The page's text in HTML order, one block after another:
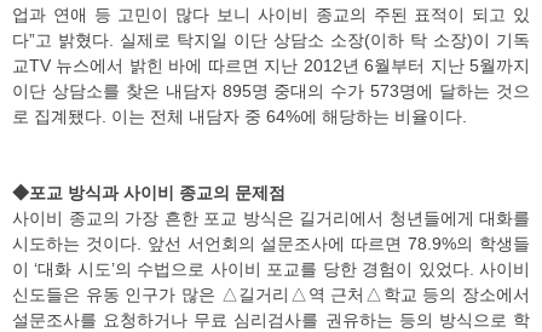
업과 연애 등 고민이 많다 보니 사이비 종교의 주된 표적이 되고 있
다”고 밝혔다. 실제로 탁지일 이단 상담소 소장(이하 탁 소장)이 기독
교TV 뉴스에서 밝힌 바에 따르면 지난 2012년 6월부터 지난 5월까지
이단 상담소를 찾은 내담자 895명 중대의 수가 573명에 달하는 것으
로 집계됐다. 이는 전체 내담자 중 64%에 해당하는 비율이다.
◆포교 방식과 사이비 종교의 문제점
사이비 종교의 가장 흔한 포교 방식은 길거리에서 청년들에게 대화를
시도하는 것이다. 앞선 서언회의 설문조사에 따르면 78.9%의 학생들
이 ‘대화 시도’의 수법으로 사이비 포교를 당한 경험이 있었다. 사이비
신도들은 유동 인구가 많은 △길거리△역 근처△학교 등의 장소에서
설문조사를 요청하거나 무료 심리검사를 권유하는 등의 방식으로 학